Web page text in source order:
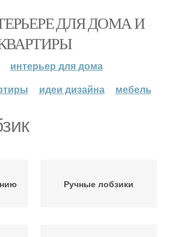
ДЛЯ ДОМА И
интерьер для дома
идеи дизайна мебель
Ручные лобзики